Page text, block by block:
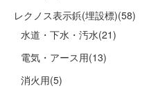
レクノス表示鋲(埋設標)(58)
水道・下水・汚水(21)
電気・アース用(13)
消火用(5)